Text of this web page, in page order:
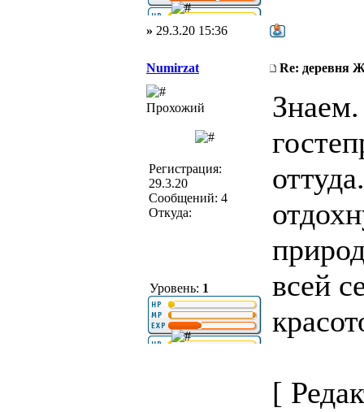
» 29.3.20 15:36
Numirzat Re: деревня
Прохожий
Регистрация:
29.3.20
Сообщений: 4
Откуда:
Уровень: 1
всей
[